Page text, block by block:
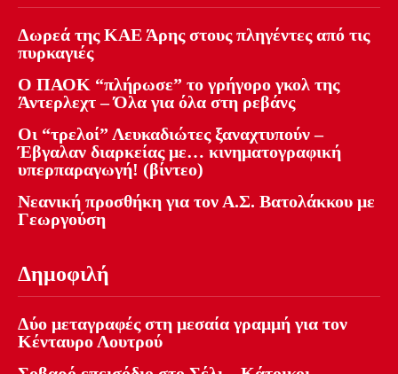
Δωρεά της ΚΑΕ Άρης στους πληγέντες από τις
πυρκαγιές
Ο ΠΑΟΚ “πλήρωσε” το γρήγορο γκολ της
Άντερλεχτ – Όλα για όλα στη ρεβάνς
Οι “τρελοί” Λευκαδιώτες ξαναχτυπούν –
Έβγαλαν διαρκείας με… κινηματογραφική
υπερπαραγωγή! (βίντεο)
Νεανική προσθήκη για τον Α.Σ. Βατολάκκου με
Γεωργούση
Δημοφιλή
Δύο μεταγραφές στη μεσαία γραμμή για τον
Κένταυρο Λουτρού